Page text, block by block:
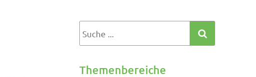
Themenbereiche